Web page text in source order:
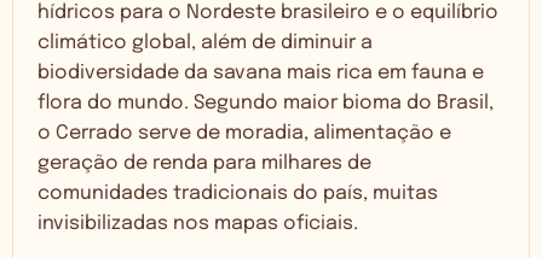
hídricos para o Nordeste brasileiro e o equilíbrio
climático global, além de diminuir a
biodiversidade da savana mais rica em fauna e
flora do mundo. Segundo maior bioma do Brasil,
o Cerrado serve de moradia, alimentação e
geração de renda para milhares de
comunidades tradicionais do país, muitas
invisibilizadas nos mapas oficiais.